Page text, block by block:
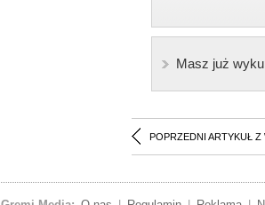
Masz już
POPRZEDNI ARTYKUŁ Z